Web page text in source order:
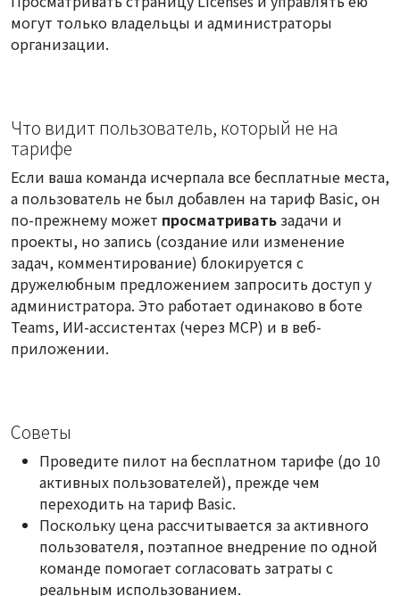
могут только владельцы и администраторы
организации.
Что видит пользователь, который не на
тарифе
Если ваша команда исчерпала все бесплатные места,
а пользователь не был добавлен на тариф Basic, он
по-прежнему может просматривать задачи и
проекты, но запись (создание или изменение
задач, комментирование) блокируется с
дружелюбным предложением запросить доступ у
администратора. Это работает одинаково в боте
Teams, ИИ-ассистентах (через MCP) и в веб-
приложении.
Советы
Проведите пилот на бесплатном тарифе (до 10
активных пользователей), прежде чем
переходить на тариф Basic.
Поскольку цена рассчитывается за активного
пользователя, поэтапное внедрение по одной
команде помогает согласовать затраты с
реальным использованием.